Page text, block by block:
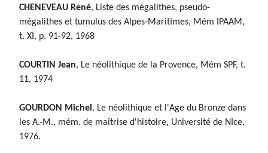
CHENEVEAU René, Liste des mégalithes, pseudo-
mégalithes et tumulus des Alpes-Maritimes, Mém IPAAM,
t. XI, p. 91-92, 1968
COURTIN Jean, Le néolithique de la Provence, Mém SPF, t.
11, 1974
GOURDON Michel, Le néolithique et l'Age du Bronze dans
les A.-M., mém. de maîtrise d'histoire, Université de NIce,
1976.